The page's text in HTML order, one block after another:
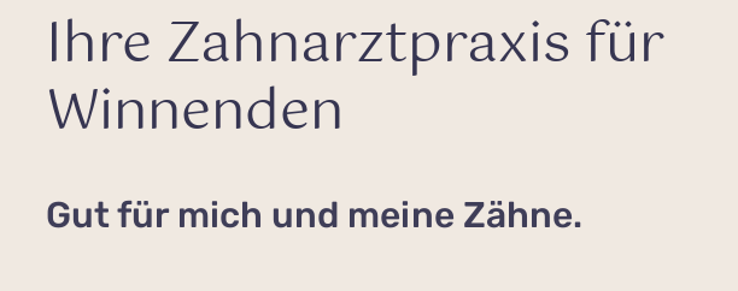
Ihre Zahnarztpraxis für
Winnenden
Gut für mich und meine Zähne.